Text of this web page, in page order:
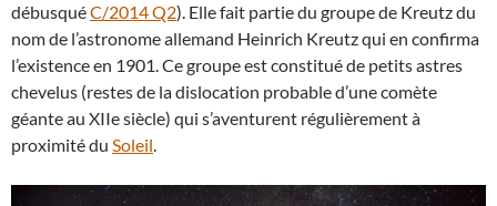
débusquéC/2014 Q2). Elle fait partie du groupe de Kreutz du
nom de l’astronome allemand Heinrich Kreutz qui en confirma
l’existence en 1901. Ce groupe est constitué de petits astres
chevelus (restes de la dislocation probable d’une comète
géante au XIIe siècle) qui s’aventurent régulièrement à
proximité du Soleil.